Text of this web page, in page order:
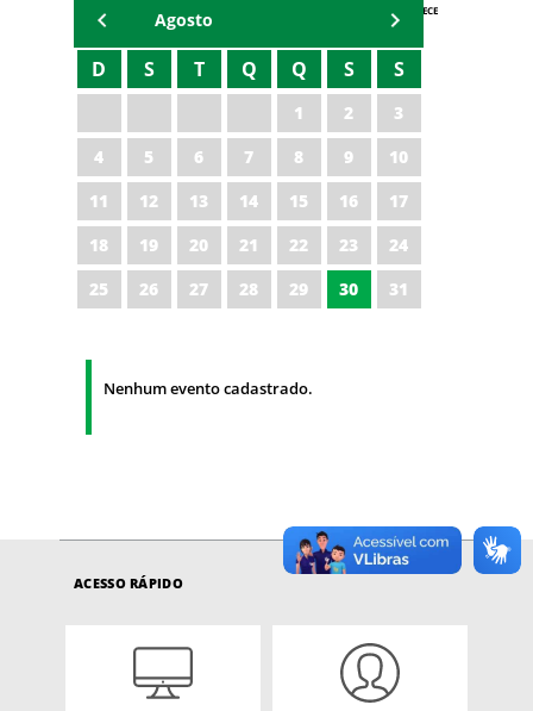
AGENDA IPECE
Agosto
D S T Q Q S S
1 2
3
4
5 6 7 8 9
10
11
12 13 14 15 16
17
18
19 20 21 22 23
24
25
26 27 28 29 30 31
Nenhum evento cadastrado.
ACESSO RÁPIDO